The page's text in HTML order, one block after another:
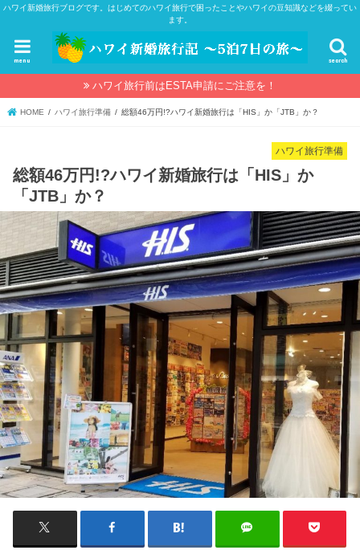
ハワイ新婚旅行ブログです。はじめてのハワイ旅行で困ったことやハワイの豆知識などを綴ってい
ます。
search
menu
ハワイ旅行前はESTA申請にご注意を！
HOME ハワイ旅行準備 総額46万円!?ハワイ新婚旅行は「HIS」か「JTB」か？
ハワイ旅行準備
総額46万円!?ハワイ新婚旅行は「HIS」か
「JTB」か？